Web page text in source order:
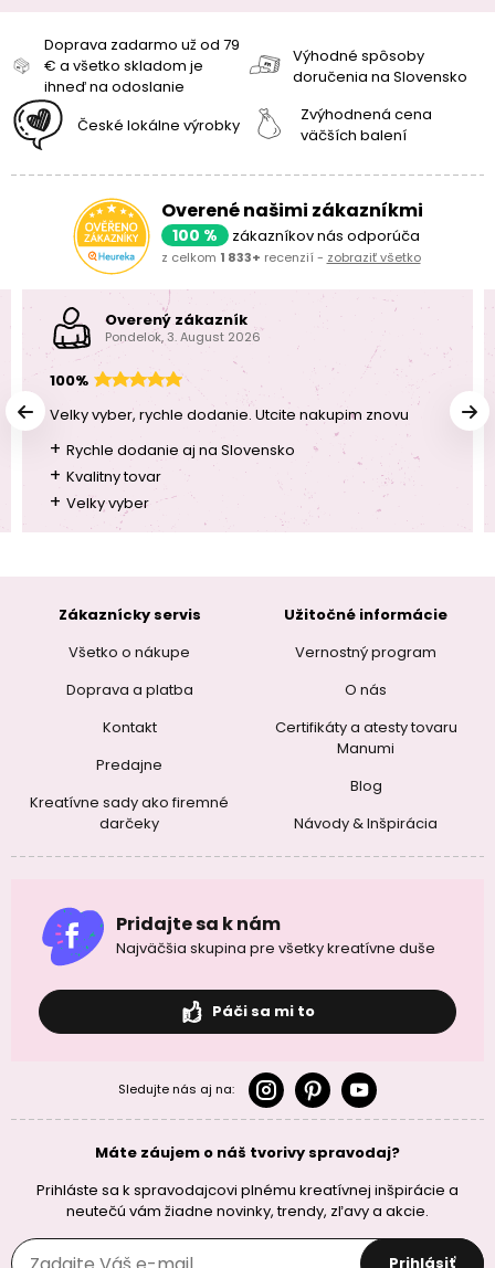
Doprava zadarmo už od 79
€ a všetko skladom je
ihneď na odoslanie
Výhodné spôsoby
doručenia na Slovensko
České lokálne výrobky
Zvýhodnená cena
väčších balení
Overené našimi zákazníkmi
100 % zákazníkov nás odporúča
z celkom 1 833+ recenzií - zobraziť všetko
Overený zákazník
Pondelok, 3. August 2026
100%
Velky vyber, rychle dodanie. Utcite nakupim znovu
+ Rychle dodanie aj na Slovensko
+ Kvalitny tovar
+ Velky vyber
Zákaznícky servis
Všetko o nákupe
Doprava a platba
Kontakt
Predajne
Kreatívne sady ako firemné
darčeky
Užitočné informácie
Vernostný program
O nás
Certifikáty a atesty tovaru
Manumi
Blog
Návody & Inšpirácia
Pridajte sa k nám
Najväčšia skupina pre všetky kreatívne duše
Páči sa mi to
Sledujte nás aj na:
Máte záujem o náš tvorivy spravodaj?
Prihláste sa k spravodajcovi plnému kreatívnej inšpirácie a
neutečú vám žiadne novinky, trendy, zľavy a akcie.
Prihlásiť